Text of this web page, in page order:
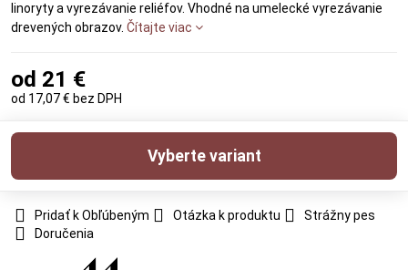
linoryty a vyrezávanie reliéfov. Vhodné na umelecké vyrezávanie
drevených obrazov. Čítajte viac
od 21 €
od 17,07 € bez DPH
Vyberte variant
Pridať k Obľúbeným Otázka k produktu
Strážny pes
Doručenia